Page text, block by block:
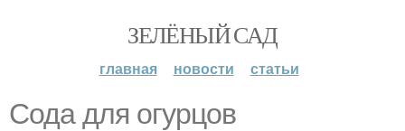
ЗЕЛЁНЫЙ САД
главная новости статьи
Сода для огурцов